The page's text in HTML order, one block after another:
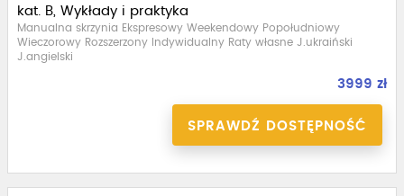
kat. B, Wykłady i praktyka
Manualna skrzynia Ekspresowy Weekendowy Popołudniowy
Wieczorowy Rozszerzony Indywidualny Raty własne J.ukraiński
J.angielski
3999 zł
SPRAWDŹ DOSTĘPNOŚĆ